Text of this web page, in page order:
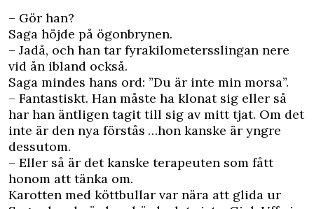
– Gör han?
Saga höjde på ögonbrynen.
– Jadå, och han tar fyrakilometersslingan nere
vid ån ibland också.
Saga mindes hans ord: ”Du är inte min morsa”.
– Fantastiskt. Han måste ha klonat sig eller så
har han äntligen tagit till sig av mitt tjat. Om det
inte är den nya förstås …hon kanske är yngre
dessutom.
– Eller så är det kanske terapeuten som fått
honom att tänka om.
Karotten med köttbullar var nära att glida ur